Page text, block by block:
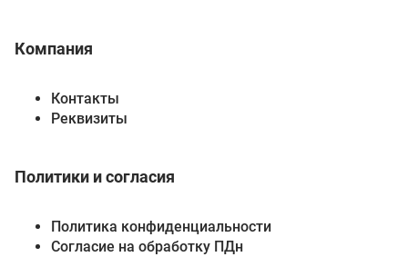
Компания
Контакты
Реквизиты
Политики и согласия
Политика конфиденциальности
Согласие на обработку ПДн